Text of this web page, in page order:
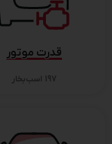
قدرت موتور
197 اسب‌بخار